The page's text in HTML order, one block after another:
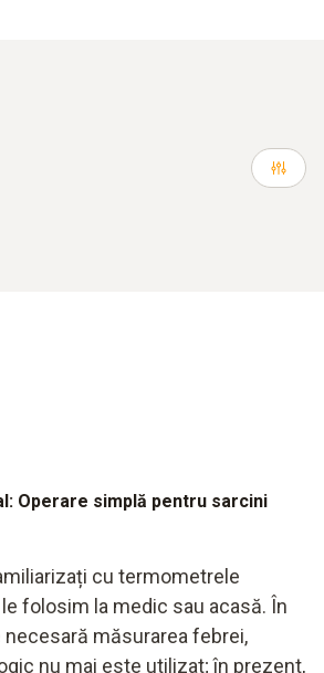
Operare simplă pentru sarcini
cu termometrele
folosim la medic sau acasă. În
măsurarea febrei,
nu mai este utilizat; în prezent,